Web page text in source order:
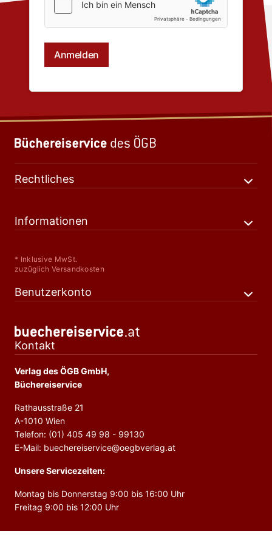
Rechtliches
Informationen
* Inklusive MwSt.
zuzüglich Versandkosten
Benutzerkonto
Kontakt
Verlag des ÖGB GmbH,
Büchereiservice
Rathausstraße 21
A-1010 Wien
Telefon: (01) 405 49 98 - 99130
E-Mail: buechereiservice@oegbverlag.at
Unsere Servicezeiten:
Montag bis Donnerstag 9:00 bis 16:00 Uhr
Freitag 9:00 bis 12:00 Uhr